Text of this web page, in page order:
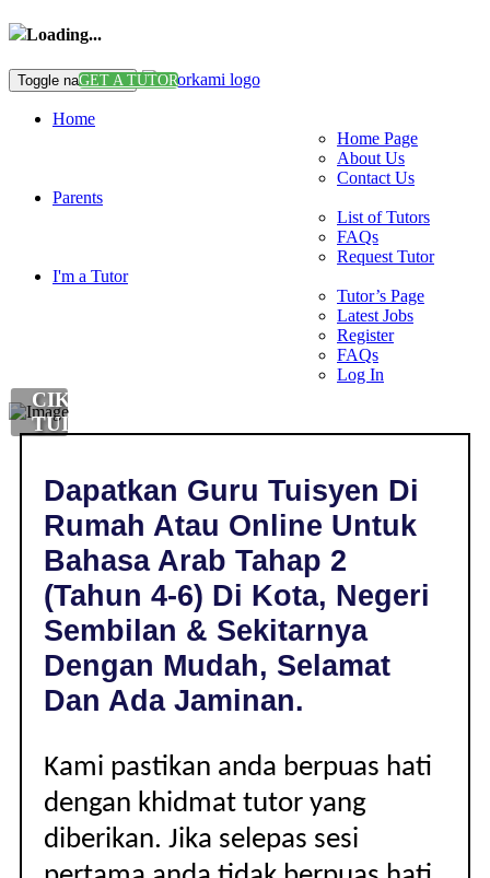
Loading...
Toggle navigationGET A TUTOR
Home
Home Page
About Us
Contact Us
Parents
List of Tutors
FAQs
Request Tutor
I'm a Tutor
Tutor’s Page
Latest Jobs
Register
FAQs
Log In
CIKGU
TUISYEN
DI
KOTA,
NEGERI
SEMBILAN
TAHAP
(TAHUN
4-
6)
Dapatkan Guru Tuisyen Di
Rumah Atau Online Untuk
Bahasa Arab Tahap 2
(Tahun 4-6) Di Kota, Negeri
Sembilan & Sekitarnya
Dengan Mudah, Selamat
Dan Ada Jaminan.
Kami pastikan anda berpuas hati
dengan khidmat tutor yang
diberikan. Jika selepas sesi